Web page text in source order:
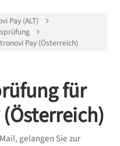
Pay (ALT)
Pay (Österreich)
für
gelangen Sie zur